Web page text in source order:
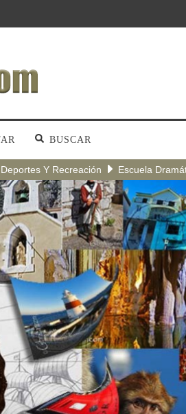
BUSCAR
Deportes Y Recreación Escuela